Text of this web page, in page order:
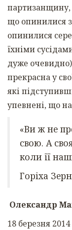
що опинилися
опинилися
їхніми
дуже
прекрасна у
які
упевнені, що
«Ви ж не
свою. А
коли її
Горіха
Олександр
18 березня